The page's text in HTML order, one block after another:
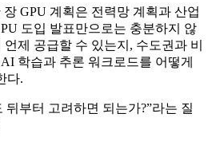
GPU 계획은 전력망 계획과 산업
도입 발표만으로는 충분하지 않
제 공급할 수 있는지, 수도권과 비
학습과 추론 워크로드를 어떻게
다.
뒤부터 고려하면 되는가?”라는 질